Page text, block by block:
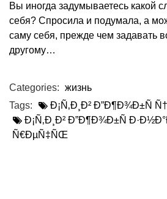
Вы иногда задумываетесь какой
себя? Спросила и подумала, а
саму себя, прежде чем задавать
другому…
Categories: жизнь
Tags:
Ð¡Ñ‚Ð¸Ð² Ð”Ð¶Ð¾Ð±Ñ
Ð¡Ñ‚Ð¸Ð² Ð”Ð¶Ð¾Ð±Ñ
Ñ€ÐµÑ‡ÑŒ